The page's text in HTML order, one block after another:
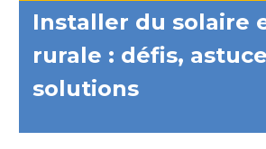
Installer du solaire
rurale : défis,
solutions